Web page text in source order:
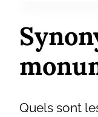
Quels sont